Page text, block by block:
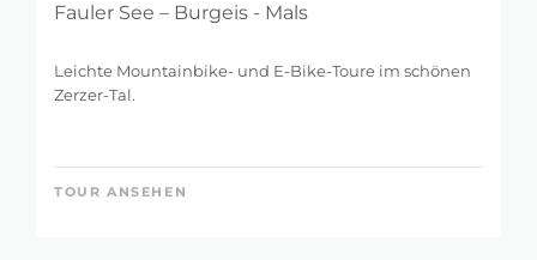
Fauler See – Burgeis - Mals
Leichte Mountainbike- und E-Bike-Toure im schönen
Zerzer-Tal.
TOUR ANSEHEN